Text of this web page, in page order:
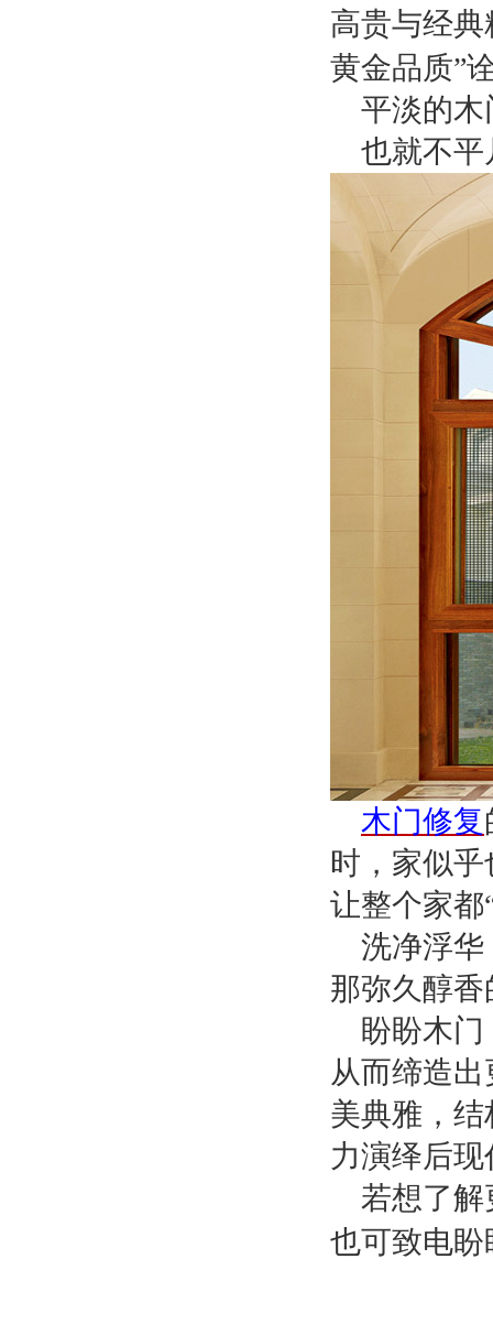
高贵与经
黄金品质”
平淡的木
也就不平
木门修复
时，家似
让整个家都
洗净浮华
那弥久醇
盼盼木
从而缔造
美典雅，
力演绎后
若想了解
也可致电